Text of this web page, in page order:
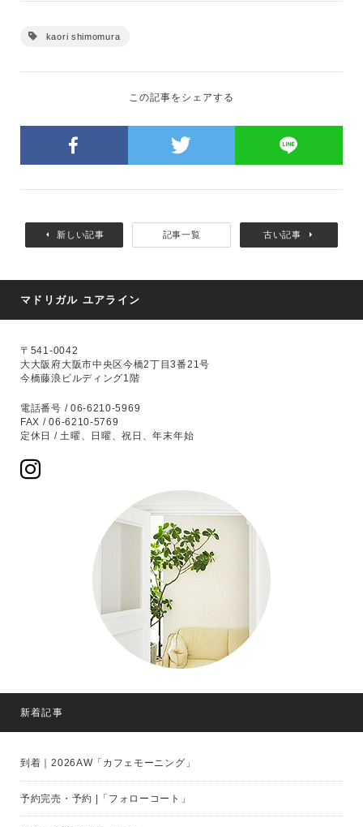
kaori shimomura
この記事をシェアする
新しい記事 記事一覧 古い記事
マドリガル ユアライン
〒541-0042
大大阪府大阪市中央区今橋2丁目3番21号
今橋藤浪ビルディング1階
電話番号 / 06-6210-5969
FAX / 06-6210-5769
定休日 / 土曜、日曜、祝日、年末年始
新着記事
到着｜2026AW「カフェモーニング」
予約完売・予約 |「フォローコート」